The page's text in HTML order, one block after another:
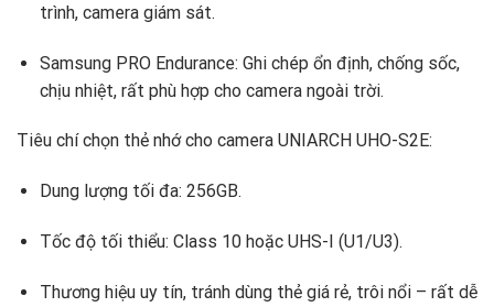
trình, camera giám sát.
Samsung PRO Endurance: Ghi chép ổn định, chống sốc,
chịu nhiệt, rất phù hợp cho camera ngoài trời.
Tiêu chíchọn thẻ nhớcho camera UNIARCH UHO-S2E:
Dung lượng tối đa: 256GB.
Tốc độ tối thiểu: Class 10 hoặc UHS-I (U1/U3).
Thương hiệu uy tín, tránh dùng thẻ giá rẻ, trôi nổi – rất dễ